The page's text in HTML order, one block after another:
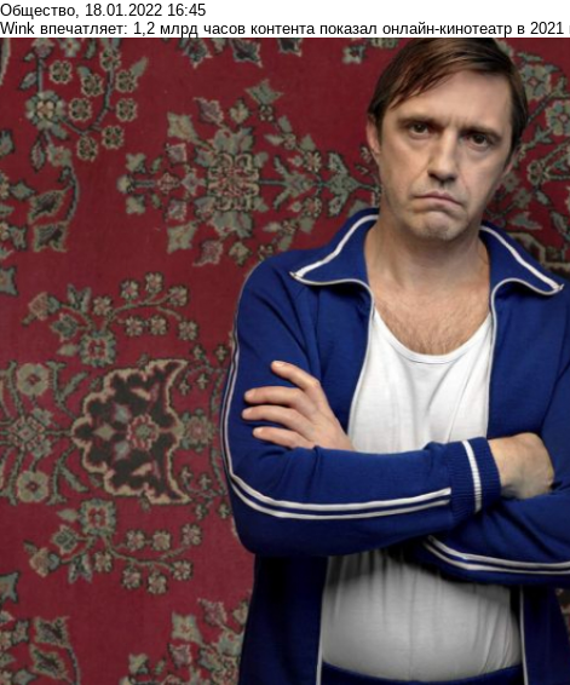
Общество, 18.01.2022 16:45
Wink впечатляет: 1,2 млрд часов контента показал онлайн-кинотеатр в 2021